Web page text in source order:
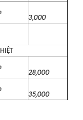
3,000
28,000
35,000